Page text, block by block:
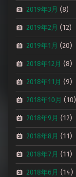
2019年3月 (8)
2019年2月 (12)
2019年1月 (20)
2018年12月 (8)
2018年11月 (9)
2018年10月 (10)
2018年9月 (12)
2018年8月 (11)
2018年7月 (11)
2018年6月 (14)